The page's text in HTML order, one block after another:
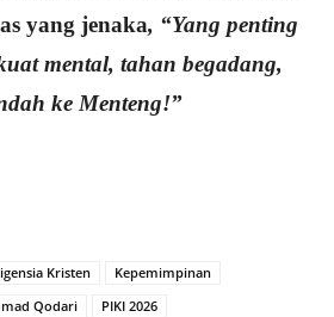
yang jenaka, “Yang penting
mental, tahan begadang,
ke Menteng!”
Kristen
Kepemimpinan
Qodari PIKI 2026